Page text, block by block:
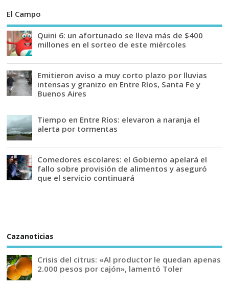
El Campo
Quini 6: un afortunado se lleva más de $400
millones en el sorteo de este miércoles
Emitieron aviso a muy corto plazo por lluvias
intensas y granizo en Entre Ríos, Santa Fe y
Buenos Aires
Tiempo en Entre Ríos: elevaron a naranja el
alerta por tormentas
Comedores escolares: el Gobierno apelará el
fallo sobre provisión de alimentos y aseguró
que el servicio continuará
Cazanoticias
Crisis del citrus: «Al productor le quedan apenas
2.000 pesos por cajón», lamentó Toler